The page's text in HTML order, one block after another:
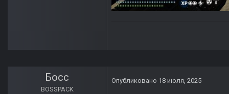
Босс
BOSSPACK
Опубликовано 18 июля, 2025